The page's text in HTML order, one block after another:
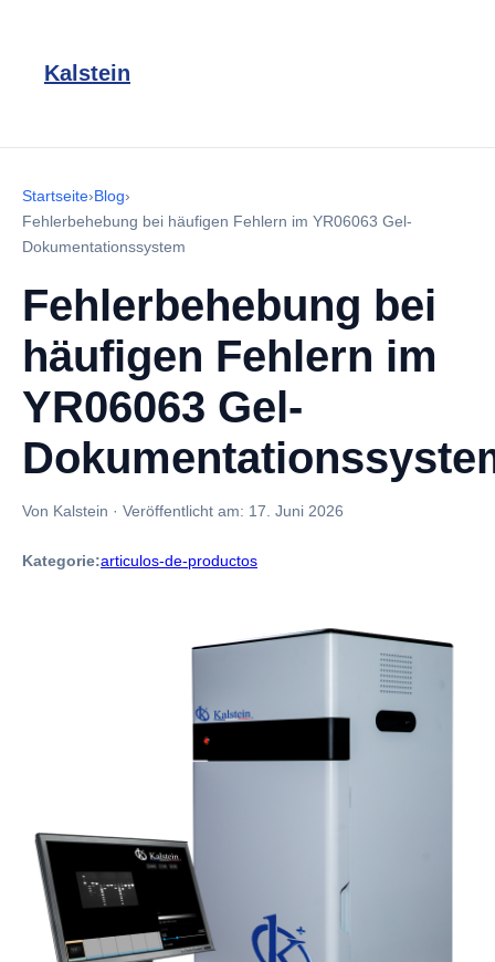
Kalstein
Startseite›Blog›
Fehlerbehebung bei häufigen Fehlern im YR06063 Gel-
Dokumentationssystem
Fehlerbehebung bei
häufigen Fehlern im
YR06063 Gel-
Von Kalstein · Veröffentlicht am: 17. Juni 2026
Kategorie:articulos-de-productos